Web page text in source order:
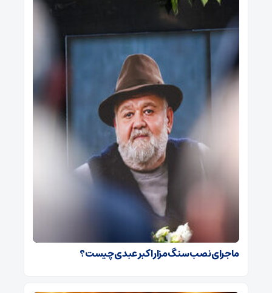
ماجرای نصب سنگ مزار اکبر عبدی چیست؟